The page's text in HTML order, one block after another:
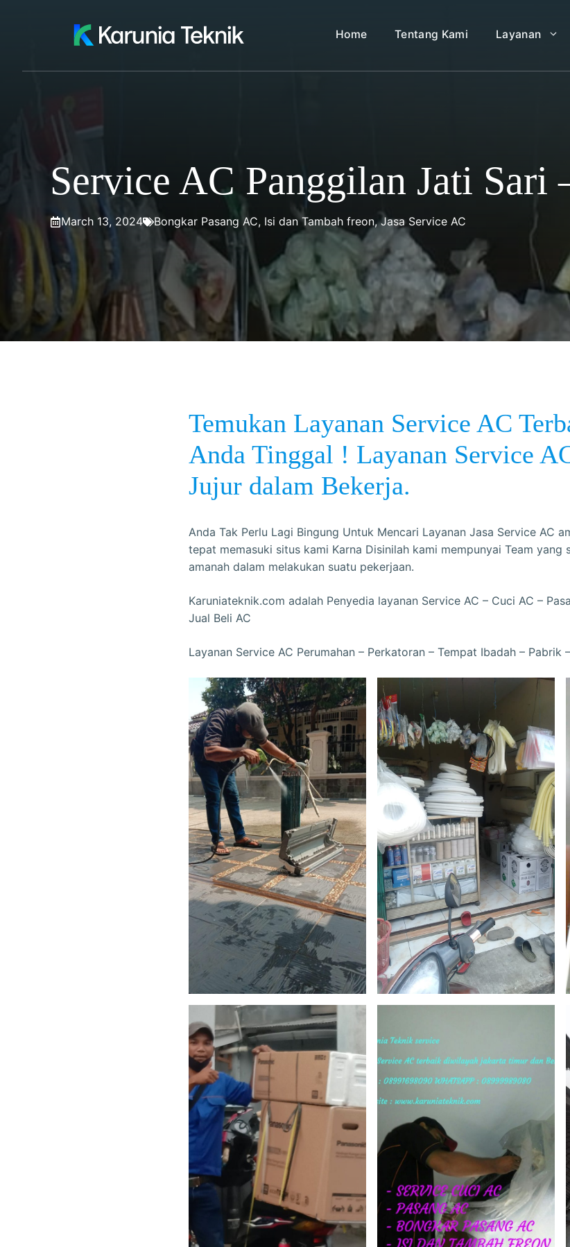
Home Tentang Kami Layanan
Service AC Panggilan Jati Sari
March 13, 2024 Bongkar Pasang AC, Isi dan Tambah freon,Jasa Service AC
Temukan Layanan Service AC
Anda Tinggal ! Layanan Service
Jujur dalam Bekerja.
Anda Tak Perlu Lagi Bingung Untuk Mencari Layanan Jasa Service AC
tepat memasuki situs kami Karna Disinilah kami mempunyai Team yang
amanah dalam melakukan suatu pekerjaan.
Karuniateknik.com adalah Penyedia layanan Service AC – Cuci AC –
Jual Beli AC
Layanan Service AC Perumahan – Perkatoran – Tempat Ibadah – Pabrik